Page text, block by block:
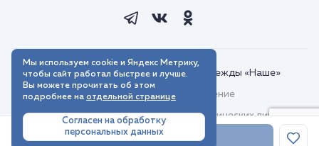
В корзину
© 2018–2026. Интернет-магазин одежды «Наше»
Пользовательское соглашение
Договор присоединения для юридических лиц
Политика обработки персональных данных
Мы используем cookie и Яндекс Метрику,
чтобы сайт работал быстрее и лучше.
Вы можете прочитать об этом
подробнее на отдельной странице
Согласен на обработку
персональных данных